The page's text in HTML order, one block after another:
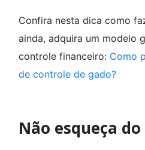
Confira nesta dica como
ainda, adquira um modelo
controle financeiro: Como
de controle de gado?
Não esqueça